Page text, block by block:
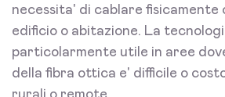
necessita' di cablare fisicamente
edificio o abitazione. La
particolarmente utile in aree
della fibra ottica e' difficile o